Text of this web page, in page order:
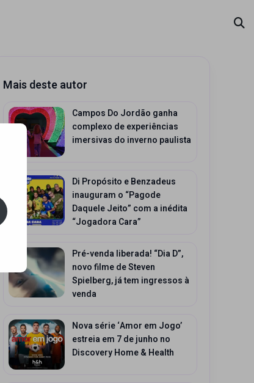
Mais deste autor
Campos Do Jordão ganha
complexo de experiências
imersivas do inverno paulista
Di Propósito e Benzadeus
inauguram o “Pagode
Daquele Jeito” com a inédita
“Jogadora Cara”
Pré-venda liberada! “Dia D”,
novo filme de Steven
Spielberg, já tem ingressos à
venda
Nova série ‘Amor em Jogo’
estreia em 7 de junho no
Discovery Home & Health